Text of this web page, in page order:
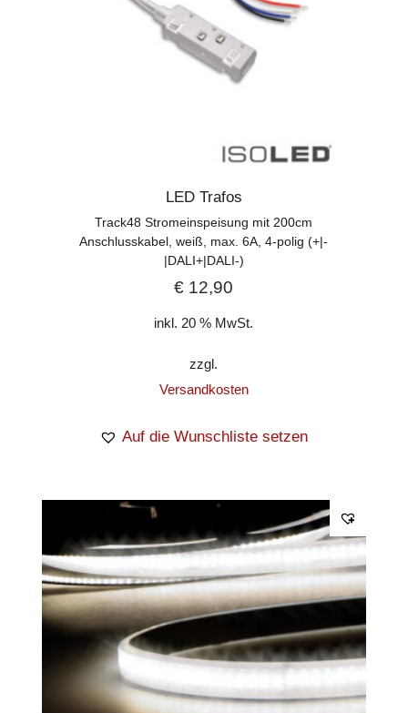
LED Trafos
Track48 Stromeinspeisung mit 200cm
Anschlusskabel, weiß, max. 6A, 4-polig (+|-
|DALI+|DALI-)
€ 12,90
inkl. 20 % MwSt.
zzgl.
Versandkosten
Auf die Wunschliste setzen